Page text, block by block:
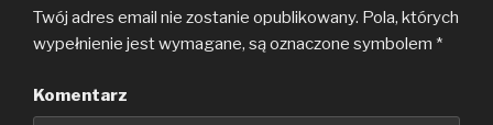
Twój adres email nie zostanie opublikowany. Pola, których
wypełnienie jest wymagane, są oznaczone symbolem *
Komentarz